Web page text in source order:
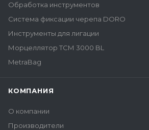
Обработка инструментов
Система фиксации черепа DORO
Инструменты для лигации
Морцеллятор ТСМ 3000 BL
MetraBag
КОМПАНИЯ
О компании
Производители